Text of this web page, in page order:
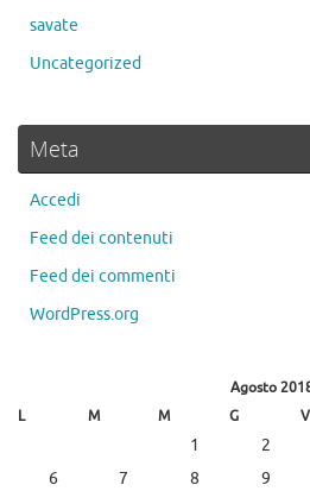
savate
Uncategorized
Meta
Accedi
Feed dei contenuti
Feed dei commenti
WordPress.org
Agosto
L
M M G V
1 2
6
7 8 9